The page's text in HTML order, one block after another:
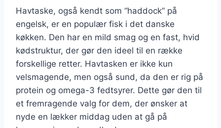
Havtaske, også kendt som “haddock” på
engelsk, er en populær fisk i det danske
køkken. Den har en mild smag og en fast, hvid
kødstruktur, der gør den ideel til en række
forskellige retter. Havtasken er ikke kun
velsmagende, men også sund, da den er rig på
protein og omega-3 fedtsyrer. Dette gør den til
et fremragende valg for dem, der ønsker at
nyde en lækker middag uden at gå på